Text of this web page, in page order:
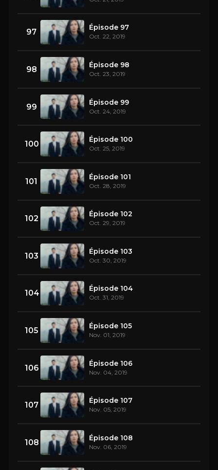
97 Épisode 97
Oct. 22, 2019
98 Épisode 98
Oct. 23, 2019
99 Épisode 99
Oct. 24, 2019
100 Épisode 100
Oct. 25, 2019
101 Épisode 101
Oct. 28, 2019
102 Épisode 102
Oct. 29, 2019
103 Épisode 103
Oct. 30, 2019
104 Épisode 104
Oct. 31, 2019
105 Épisode 105
Nov. 01, 2019
106 Épisode 106
Nov. 04, 2019
107 Épisode 107
Nov. 05, 2019
108 Épisode 108
Nov. 06, 2019